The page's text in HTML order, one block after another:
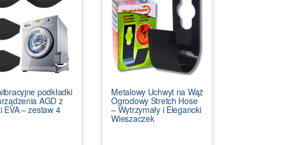
podkładki
AGD z
EVA – zestaw 4
Metalowy Uchwyt na Wąż
Ogrodowy Stretch Hose
– Wytrzymały i Elegancki
Wieszaczek